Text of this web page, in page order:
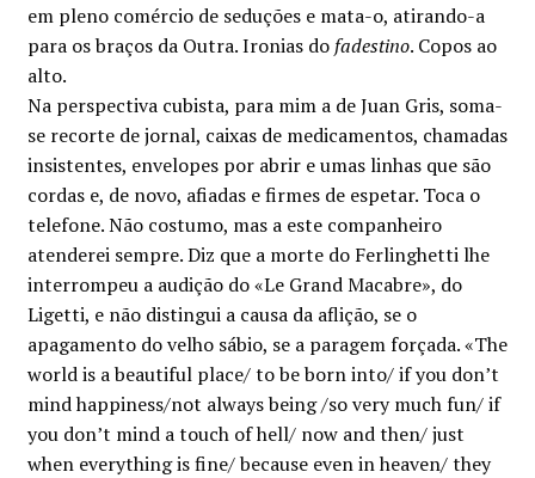
em pleno comércio de seduções e mata-o, atirando-a
para os braços da Outra. Ironias do fadestino. Copos ao
alto.
Na perspectiva cubista, para mim a de Juan Gris, soma-
se recorte de jornal, caixas de medicamentos, chamadas
insistentes, envelopes por abrir e umas linhas que são
cordas e, de novo, afiadas e firmes de espetar. Toca o
telefone. Não costumo, mas a este companheiro
atenderei sempre. Diz que a morte do Ferlinghetti lhe
interrompeu a audição do «Le Grand Macabre», do
Ligetti, e não distingui a causa da aflição, se o
apagamento do velho sábio, se a paragem forçada. «The
world is a beautiful place/ to be born into/ if you don’t
mind happiness/not always being /so very much fun/ if
you don’t mind a touch of hell/ now and then/ just
when everything is fine/ because even in heaven/ they